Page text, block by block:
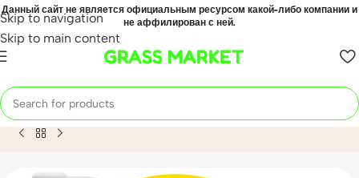
Skip to navigation
Skip to main content
Данный сайт не является официальным ресурсом какой-либо компании и
не аффилирован с ней.
GRASS MARKET
Home Mahsulot Средство для мытья посуды «Velly»